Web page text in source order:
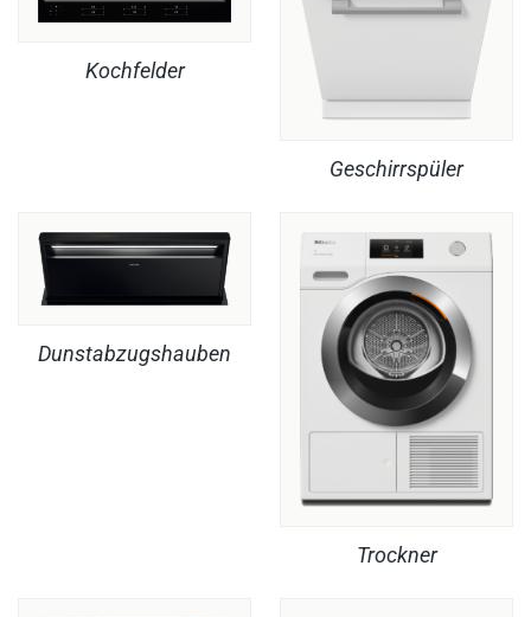
Kochfelder
Geschirrspüler
Dunstabzugshauben
Trockner